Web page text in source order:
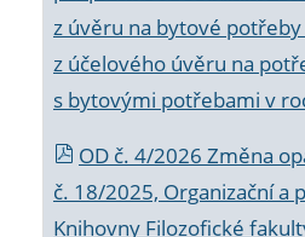
z úvěru na bytové
z účelového úvěru na
s bytovými potřebami v
OD č. 4/2026 Změna
č. 18/2025, Organizační a
Knihovny Filozofické